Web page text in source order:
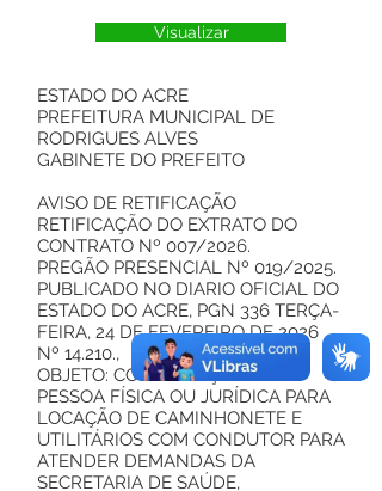
Visualizar
ESTADO DO ACRE
PREFEITURA MUNICIPAL DE
RODRIGUES ALVES
GABINETE DO PREFEITO
AVISO DE RETIFICAÇÃO
RETIFICAÇÃO DO EXTRATO DO
CONTRATO Nº 007/2026.
PREGÃO PRESENCIAL Nº 019/2025.
PUBLICADO NO DIARIO OFICIAL DO
ESTADO DO ACRE, PGN 336 TERÇA-
FEIRA, 24 DE FEVEREIRO DE 2026
Nº 14.210.,
OBJETO: CONTRATAÇÃO DE
PESSOA FÍSICA OU JURÍDICA PARA
LOCAÇÃO DE CAMINHONETE E
UTILITÁRIOS COM CONDUTOR PARA
ATENDER DEMANDAS DA
SECRETARIA DE SAÚDE,